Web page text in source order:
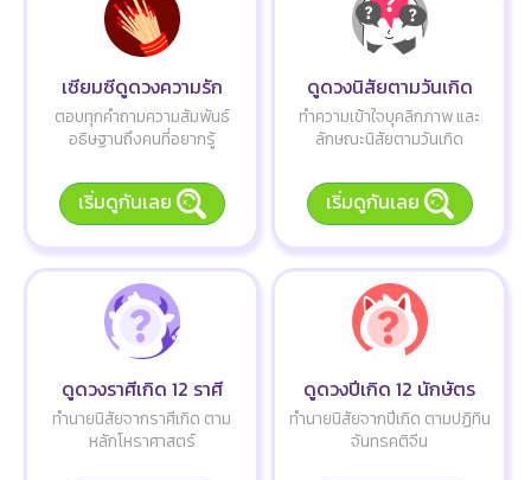
เซียมซีดูดวงความรัก
ตอบทุกคำถามความสัมพันธ์
อธิษฐานถึงคนที่อยากรู้
เริ่มดูกันเลย
ดูดวงนิสัยตามวันเกิด
ทำความเข้าใจบุคลิกภาพ และ
ลักษณะนิสัยตามวันเกิด
เริ่มดูกันเลย
ดูดวงราศีเกิด 12 ราศี
ทำนายนิสัยจากราศีเกิด ตาม
หลักโหราศาสตร์
ดูดวงปีเกิด 12 นักษัตร
ทำนายนิสัยจากปีเกิด ตามปฏิทิน
จันทรคติจีน